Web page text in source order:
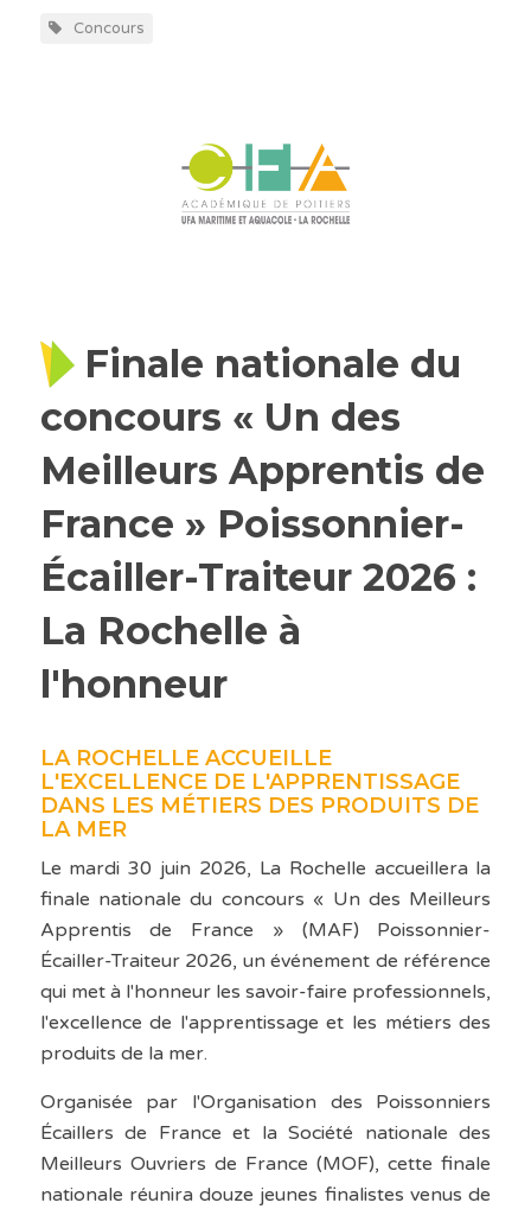
Concours
Finale nationale du
concours « Un des
Meilleurs Apprentis de
France » Poissonnier-
Écailler-Traiteur 2026 :
La Rochelle à
l'honneur
LA ROCHELLE ACCUEILLE
L'EXCELLENCE DE L'APPRENTISSAGE
DANS LES MÉTIERS DES PRODUITS DE
LA MER
Le mardi 30 juin 2026, La Rochelle accueillera la
finale nationale du concours « Un des Meilleurs
Apprentis de France » (MAF) Poissonnier-
Écailler-Traiteur 2026, un événement de référence
qui met à l'honneur les savoir-faire professionnels,
l'excellence de l'apprentissage et les métiers des
produits de la mer.
Organisée par l'Organisation des Poissonniers
Écaillers de France et la Société nationale des
Meilleurs Ouvriers de France (MOF), cette finale
nationale réunira douze jeunes finalistes venus de